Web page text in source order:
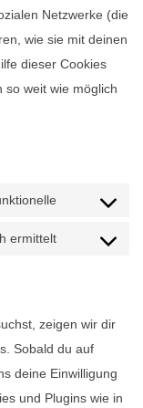
Netzwerke (die
wie sie mit deinen
dieser Cookies
weit wie möglich
Consent
ermittelt
Consent
zeigen wir dir
Sobald du auf
deine Einwilligung
und Plugins wie in